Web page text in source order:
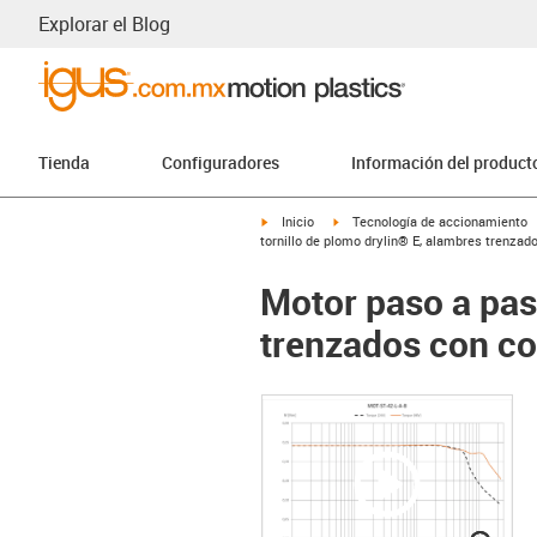
Explorar el Blog
Tienda Configuradores Información del
igus-icon-arrow-right
Inicio igus-icon-arrow-right
Tecnología de accionamiento
tornillo de plomo drylin® E, alambres
Motor paso a
trenzados con